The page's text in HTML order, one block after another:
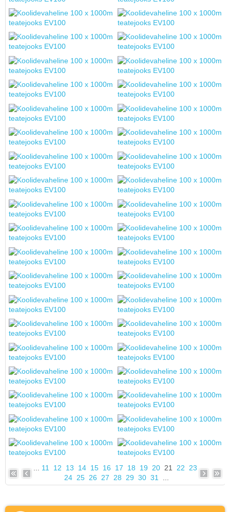
11 12 13 14 15 16 17 18 19 20 21 22
23
24 25 26 27 28 29 30 31